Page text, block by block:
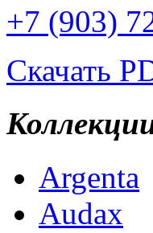
+7 (903)
Скачать
Argenta
Audax